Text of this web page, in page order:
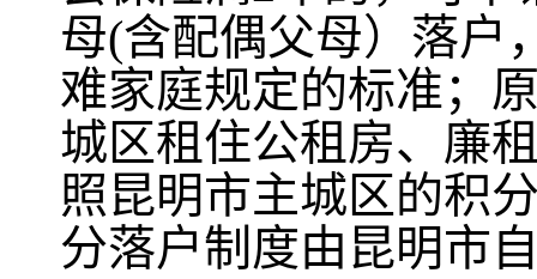
母(含配偶父母）落户
难家庭规定的标准；
城区租住公租房、廉
照昆明市主城区的积
分落户制度由昆明市